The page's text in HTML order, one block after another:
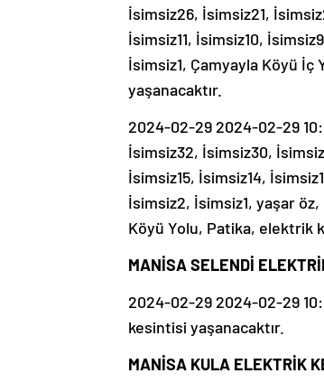
İsimsiz26, İsimsiz21,
İsimsiz11, İsimsiz10,
İsimsiz1, Çamyayla Köyü
yaşanacaktır.
2024-02-29 2024-02-29
İsimsiz32, İsimsiz30,
İsimsiz15, İsimsiz14,
İsimsiz2, İsimsiz1, yaşar öz,
Köyü Yolu, Patika, elektrik
MANİSA SELENDİ
2024-02-29 2024-02-29
kesintisi yaşanacaktır.
MANİSA KULA ELEKTRİK